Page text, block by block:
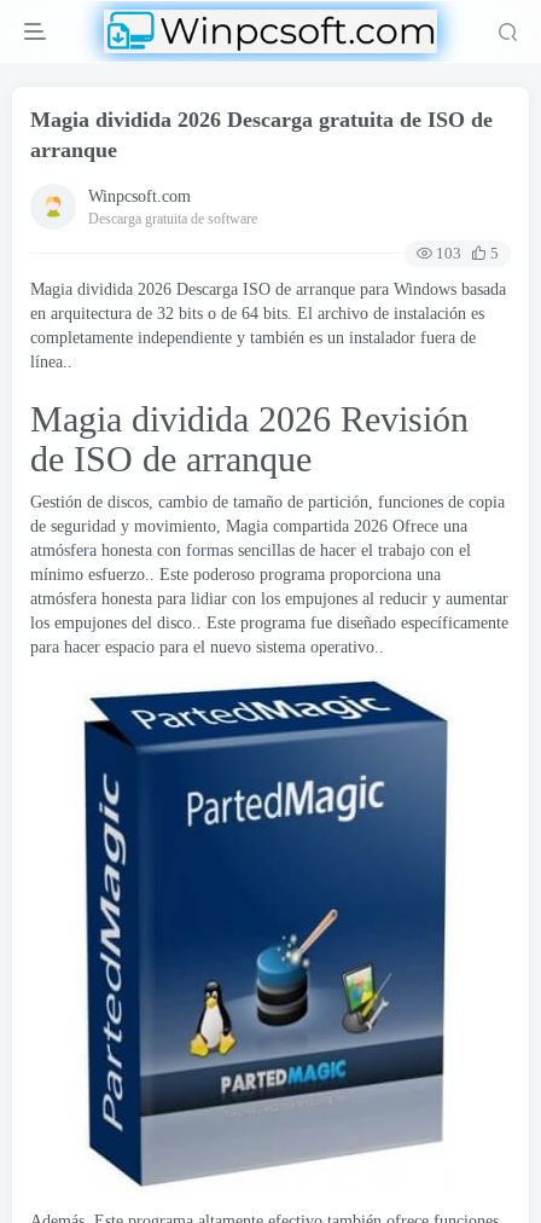
Magia dividida 2026 Descarga gratuita de ISO de
arranque
Winpcsoft.com
Descarga gratuita de software
103
5
Magia dividida 2026 Descarga ISO de arranque para Windows basada
en arquitectura de 32 bits o de 64 bits. El archivo de instalación es
completamente independiente y también es un instalador fuera de
línea..
Magia dividida 2026 Revisión
de ISO de arranque
Gestión de discos, cambio de tamaño de partición, funciones de copia
de seguridad y movimiento, Magia compartida 2026 Ofrece una
atmósfera honesta con formas sencillas de hacer el trabajo con el
mínimo esfuerzo.. Este poderoso programa proporciona una
atmósfera honesta para lidiar con los empujones al reducir y aumentar
los empujones del disco.. Este programa fue diseñado específicamente
para hacer espacio para el nuevo sistema operativo..